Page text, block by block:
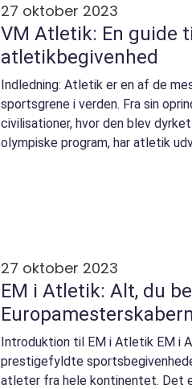
27 oktober 2023
VM Atletik: En guide
atletikbegivenhed
Indledning: Atletik er en af de
sportsgrene i verden. Fra sin
civilisationer, hvor den blev
olympiske program, har atletik
27 oktober 2023
EM i Atletik: Alt, du
Introduktion til EM i Atletik EM i
prestigefyldte
atleter fra hele kontinentet. Det